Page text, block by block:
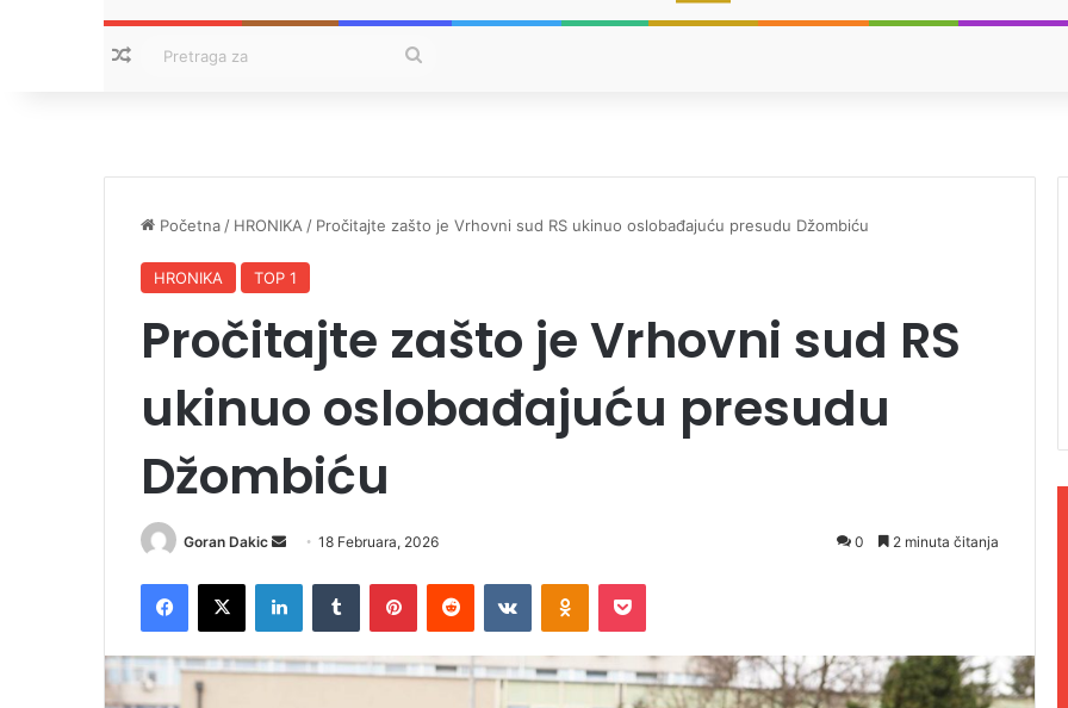
Nasumični tekstovi
Početna / HRONIKA / Pročitajte zašto je Vrhovni sud RS ukinuo oslobađajuću presudu Džombiću
HRONIKA TOP 1
Pročitajte zašto je Vrhovni sud RS
ukinuo oslobađajuću presudu
Džombiću
Goran Dakic
a
18 Februara, 2026 0 2 minuta čitanja